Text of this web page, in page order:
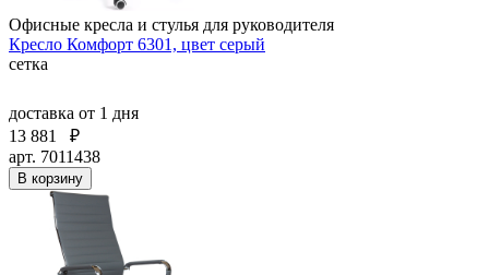
Офисные кресла и стулья для руководителя
Кресло Комфорт 6301, цвет серый
сетка
доставка от 1 дня
13 881
₽
арт. 7011438
В корзину